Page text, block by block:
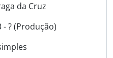
da Cruz
- ? (Produção)